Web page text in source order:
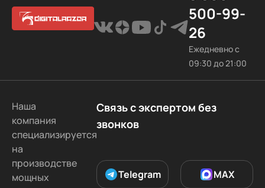
500-99-
26
Ежедневно с
09:30 до 21:00
Наша
компания
специализируется
на
производстве
мощных
Связь с экспертом без
звонков
Telegram MAX